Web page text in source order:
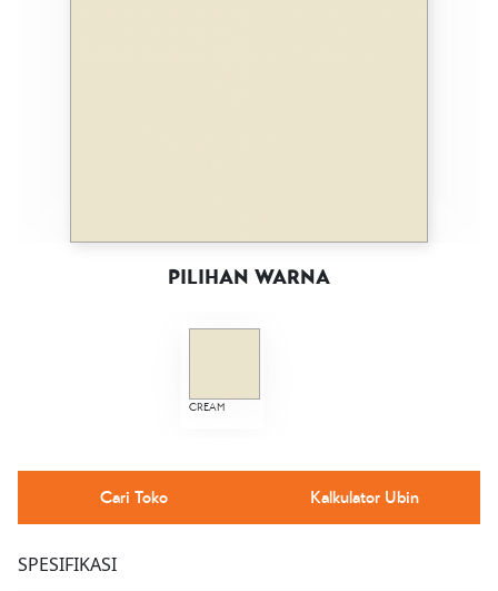
PILIHAN WARNA
CREAM
Cari Toko Kalkulator Ubin
SPESIFIKASI
PERMUKAANGLAZED